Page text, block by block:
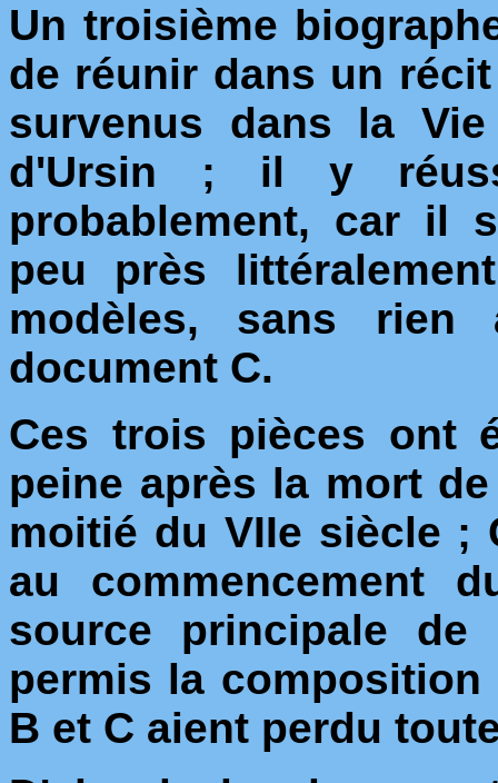
Un troisième
de réunir dans un
survenus dans la
d'Ursin ; il y
probablement, car il
peu près
modèles, sans
document C.
Ces trois pièces ont
peine après la mort
moitié du VIIe siècle ;
au commencement
source principale
permis la
B et C aient perdu